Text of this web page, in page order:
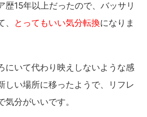
歴15年以上だったので、バッサリ
とってもいい気分転換になりま
にいて代わり映えしないような感
しい場所に移ったようで、リフレ
気分がいいです。